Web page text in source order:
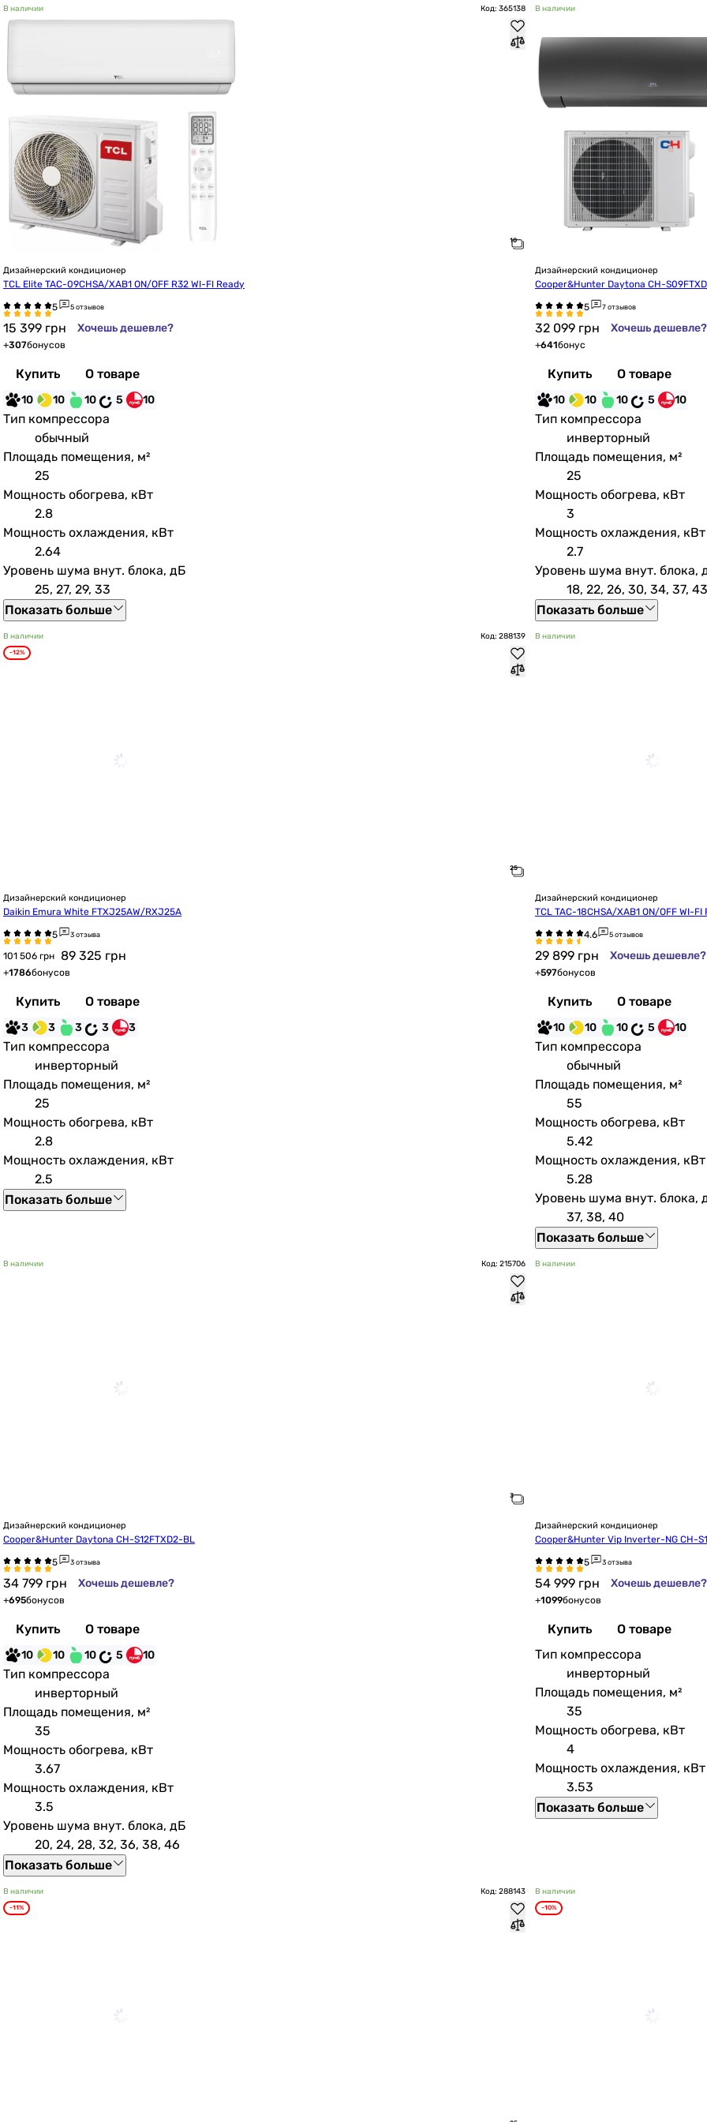
В наличии Код: 365138
Дизайнерский кондиционер
TCL Elite TAC-09CHSA/XAB1 ON/OFF R32 WI-FI Ready
5 отзывов
15 399 грн Хочешь дешевле?
+307бонусов
Купить О товаре
10 10 10 5 10
Тип компрессора
обычный
Площадь помещения, м²
25
Мощность обогрева, кВт
2.8
Мощность охлаждения, кВт
2.64
Уровень шума внут. блока, дБ
25, 27, 29, 33
Показать больше
В наличии
Дизайнерский кондиционер
Cooper&Hunter Daytona CH-
7 отзывов
32 099 грн Хочешь дешевле?
+641бонус
Купить О товаре
10 10 10 5 10
Тип компрессора
инверторный
Площадь помещения, м²
25
Мощность обогрева, кВт
3
Мощность охлаждения, кВт
2.7
Уровень шума внут. блока,
18, 22, 26, 30, 34, 37, 43
Показать больше
В наличии Код: 288139
-12%
Дизайнерский кондиционер
Daikin Emura White FTXJ25AW/RXJ25A
3 отзыва
101 506 грн 89 325 грн
+1786бонусов
Купить О товаре
3 3 3 3 3
Тип компрессора
инверторный
Площадь помещения, м²
25
Мощность обогрева, кВт
2.8
Мощность охлаждения, кВт
2.5
Показать больше
В наличии
Дизайнерский кондиционер
TCL TAC-18CHSA/XAB1 ON/OFF WI-FI
5 отзывов
29 899 грн Хочешь дешевле?
+597бонусов
Купить О товаре
10 10 10 5 10
Тип компрессора
обычный
Площадь помещения, м²
55
Мощность обогрева, кВт
5.42
Мощность охлаждения, кВт
5.28
Уровень шума внут. блока,
37, 38, 40
Показать больше
В наличии Код: 215706
Дизайнерский кондиционер
Cooper&Hunter Daytona CH-S12FTXD2-BL
3 отзыва
34 799 грн Хочешь дешевле?
+695бонусов
Купить О товаре
10 10 10 5 10
Тип компрессора
инверторный
Площадь помещения, м²
35
Мощность обогрева, кВт
3.67
Мощность охлаждения, кВт
3.5
Уровень шума внут. блока, дБ
20, 24, 28, 32, 36, 38, 46
Показать больше
В наличии
Дизайнерский кондиционер
Cooper&Hunter Vip Inverter-NG CH-
3 отзыва
54 999 грн Хочешь дешевле?
+1099бонусов
Купить
О товаре
Тип компрессора
инверторный
Площадь помещения, м²
35
Мощность обогрева, кВт
4
Мощность охлаждения, кВт
3.53
Показать больше
В наличии Код: 288143
-11%
В наличии
-10%